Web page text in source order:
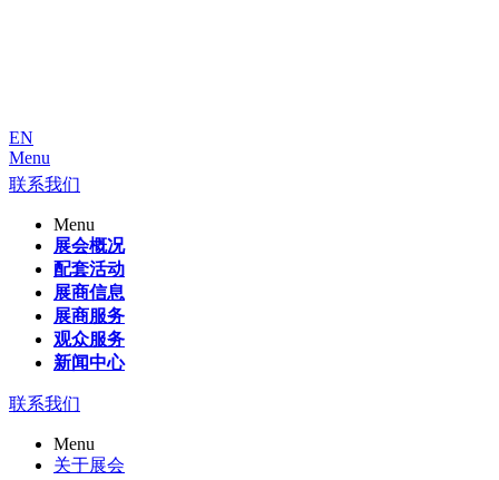
EN
Menu
联系我们
Menu
展会概况
配套活动
展商信息
展商服务
观众服务
新闻中心
联系我们
Menu
关于展会